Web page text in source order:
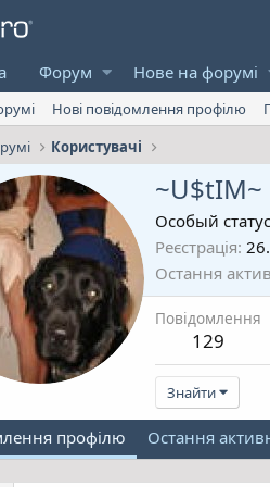
Форум Нове на форумі
Нові повідомлення профілю
Користувачі
~U$tIM~
Особый статус
Реєстрація
Остання
Повідомлення
129
Знайти
профілю Остання